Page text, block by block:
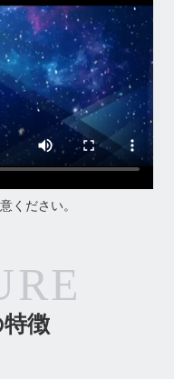
ください。
徴